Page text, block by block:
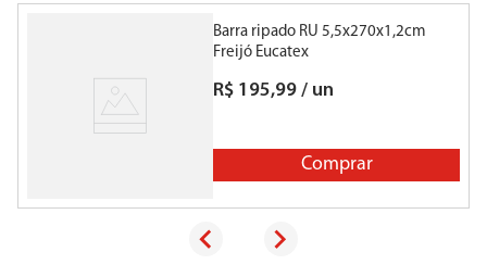
Barra ripado RU 5,5x270x1,2cm
Freijó Eucatex
R$ 195,99 / un
Comprar